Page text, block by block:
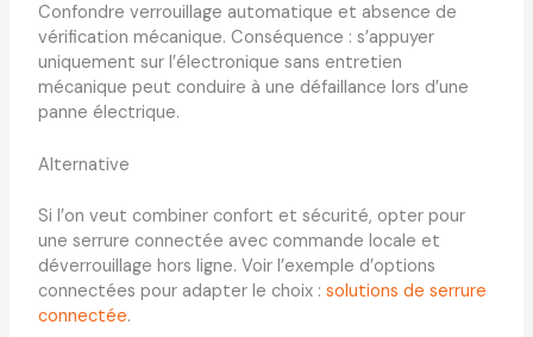
Confondre verrouillage automatique et absence de
vérification mécanique. Conséquence : s’appuyer
uniquement sur l’électronique sans entretien
mécanique peut conduire à une défaillance lors d’une
panne électrique.
Alternative
Si l’on veut combiner confort et sécurité, opter pour
une serrure connectée avec commande locale et
déverrouillage hors ligne. Voir l’exemple d’options
connectées pour adapter le choix : solutions de serrure
connectée.